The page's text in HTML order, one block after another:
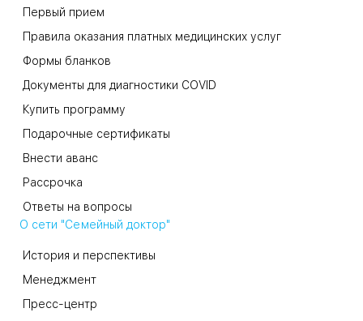
Первый прием
Правила оказания платных медицинских услуг
Формы бланков
Документы для диагностики COVID
Купить программу
Подарочные сертификаты
Внести аванс
Рассрочка
Ответы на вопросы
О сети "Семейный доктор"
История и перспективы
Менеджмент
Пресс-центр